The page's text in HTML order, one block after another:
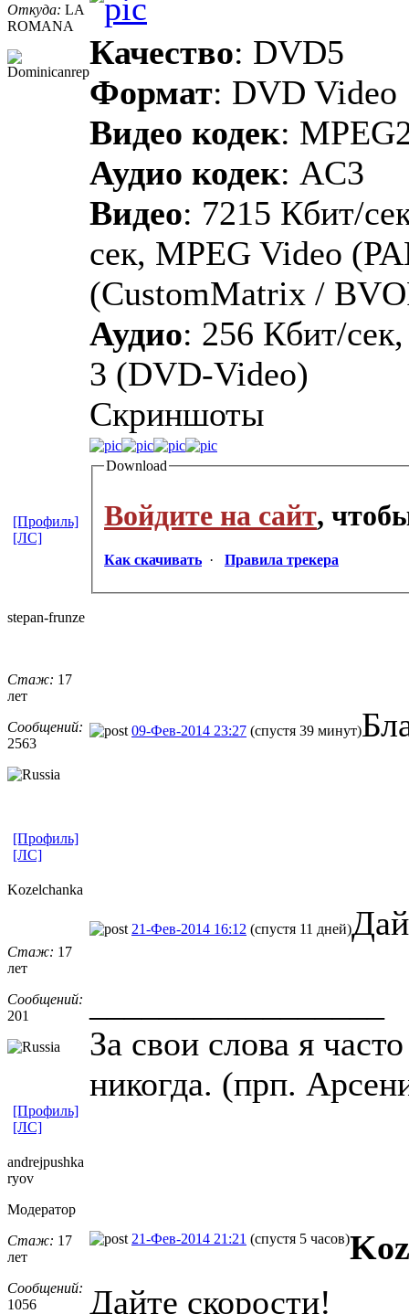
Откуда: LA
ROMANA
Качество: DVD5
Формат: DVD Video
Видео кодек:
Аудио кодек: AC3
Видео: 7215 Кбит/
сек, MPEG Video
(CustomMatrix /
Аудио: 256 Кбит/
3 (DVD-Video)
Скриншоты
Download
Войдите на сайт,
Как скачивать · Правила трекера
[Профиль]
[ЛС]
stepan-frunz​e
Стаж: 17
лет
Сообщений:
2563
09-Фев-2014 23:27 (спустя 39 минут)
[Профиль]
[ЛС]
Kozelchanka
Стаж: 17
лет
Сообщений:
201
21-Фев-2014 16:12 (спустя 11 дней)
За свои слова я
никогда. (прп.
[Профиль]
[ЛС]
andrejpushka
ryov
Модератор
Стаж: 17
лет
Сообщений:
1056
21-Фев-2014 21:21 (спустя 5 часов)
Дайте скорости!